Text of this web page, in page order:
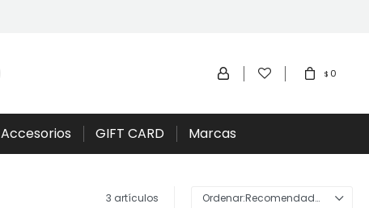
Accesorios GIFT CARD Marcas
$ 0
3 artículos Recomendados